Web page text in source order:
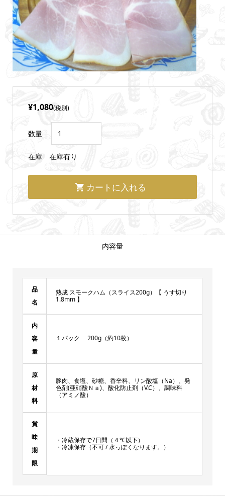
¥1,080(税別)
数量
在庫 在庫有り
内容量
品
名
熟成 スモークハム（スライス200g）【 うす切り
1.8mm 】
内
容
量
１パック 200g（約10枚）
原
材
料
豚肉、食塩、砂糖、香辛料、リン酸塩（Na）、発
色剤(亜硝酸Ｎａ)、酸化防止剤（V.C）、調味料
（アミノ酸）
賞
味
期
限
・冷蔵保存で7日間（４℃以下）
・冷凍保存（不可 / 水っぽくなります。）